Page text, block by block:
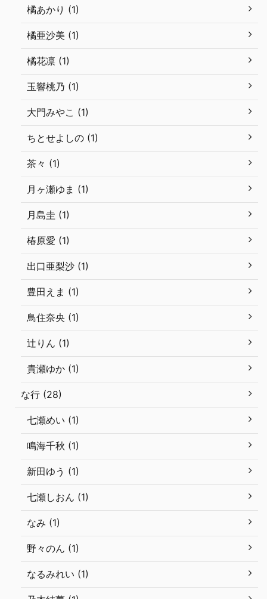
橘あかり (1)
橘亜沙美 (1)
橘花凛 (1)
玉響桃乃 (1)
大門みやこ (1)
ちとせよしの (1)
茶々 (1)
月ヶ瀬ゆま (1)
月島圭 (1)
椿原愛 (1)
出口亜梨沙 (1)
豊田えま (1)
鳥住奈央 (1)
辻りん (1)
貴瀬ゆか (1)
な行 (28)
七瀬めい (1)
鳴海千秋 (1)
新田ゆう (1)
七瀬しおん (1)
なみ (1)
野々のん (1)
なるみれい (1)